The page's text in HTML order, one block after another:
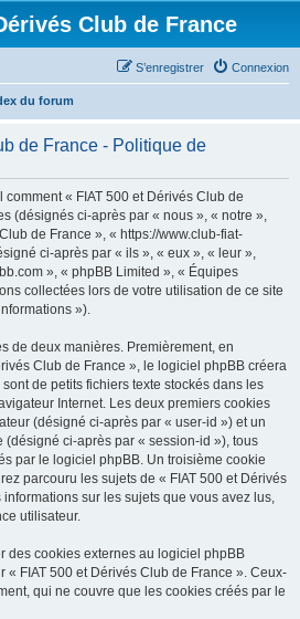
Club de France
Connexion
S’enregistrer
du forum
de France - Politique de
« FIAT 500 et Dérivés Club de
(désignés ci-après par « nous », « notre »,
de France », « https://www.club-fiat-
ci-après par « ils », « eux », « leur »,
», « phpBB Limited », « Équipes
collectées lors de votre utilisation de ce site
»).
de deux manières. Premièrement, en
Club de France », le logiciel phpBB créera
de petits fichiers texte stockés dans les
Internet. Les deux premiers cookies
(désigné ci-après par « user-id ») et un
ci-après par « session-id »), tous
par le logiciel phpBB. Un troisième cookie
parcouru les sujets de « FIAT 500 et Dérivés
sur les sujets que vous avez lus,
utilisateur.
des cookies externes au logiciel phpBB
« FIAT 500 et Dérivés Club de France ». Ceux-
qui ne couvre que les cookies créés par le